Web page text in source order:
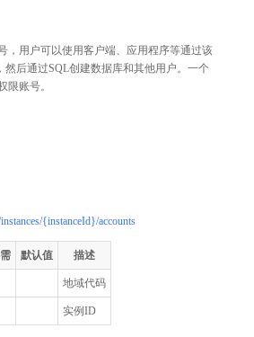
，用户可以使用客户端、应用程序等通过该
后通过SQL创建数据库和其他用户。一个
限账号。
{instanceId}/accounts
默认值 描述
地域代码
实例ID